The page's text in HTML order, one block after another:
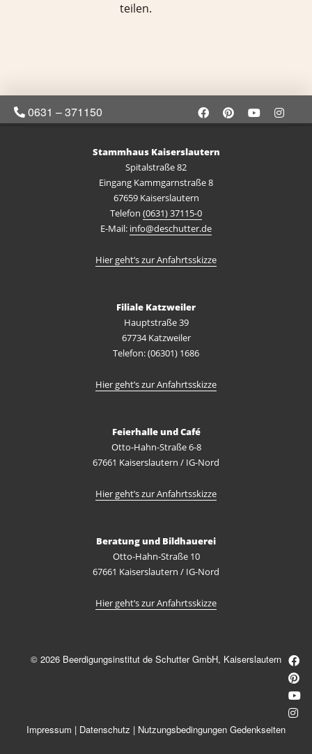
teilen.
0631 – 371150
Stammhaus Kaiserslautern
Spitalstraße 82
Eingang Kammgarnstraße 8
67659 Kaiserslautern
Telefon (0631) 37115-0
E-Mail: info@deschutter.de
Hier geht’s zur Anfahrtsskizze
Filiale Katzweiler
Hauptstraße 39
67734 Katzweiler
Telefon: (06301) 1686
Hier geht’s zur Anfahrtsskizze
Feierhalle und Café
Otto-Hahn-Straße 6-8
67661 Kaiserslautern / IG-Nord
Hier geht’s zur Anfahrtsskizze
Beratung und Bildhauerei
Otto-Hahn-Straße 10
67661 Kaiserslautern / IG-Nord
Hier geht’s zur Anfahrtsskizze
© 2026 Beerdigungsinstitut de Schutter GmbH, Kaiserslautern
Impressum | Datenschutz | Nutzungsbedingungen Gedenkseiten